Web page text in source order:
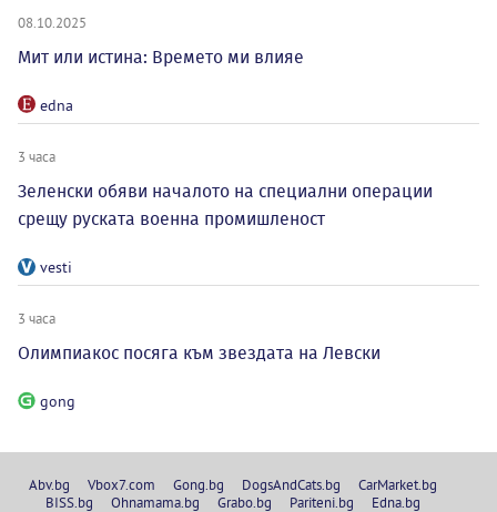
08.10.2025
Мит или истина: Времето ми влияе
edna
3 часа
Зеленски обяви началото на специални операции
срещу руската военна промишленост
vesti
3 часа
Олимпиакос посяга към звездата на Левски
gong
Abv.bg Vbox7.com Gong.bg DogsAndCats.bg
CarMarket.bg
BISS.bg
Ohnamama.bg Grabo.bg Pariteni.bg
Edna.bg